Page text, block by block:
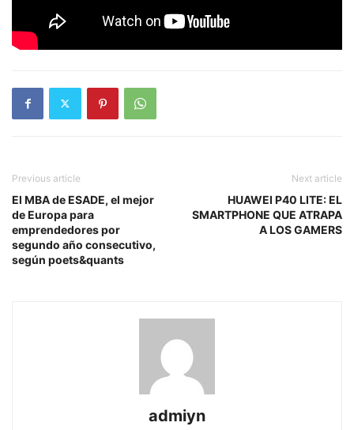
Previous article
El MBA de ESADE, el mejor
de Europa para
emprendedores por
segundo año consecutivo,
según poets&quants
Next article
HUAWEI P40 LITE: EL
SMARTPHONE QUE ATRAPA
A LOS GAMERS
admiyn